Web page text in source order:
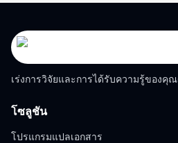
เร่งการวิจัยและการได้รับความรู้ของคุ
โซลูชัน
โปรแกรมแปลเอกสาร